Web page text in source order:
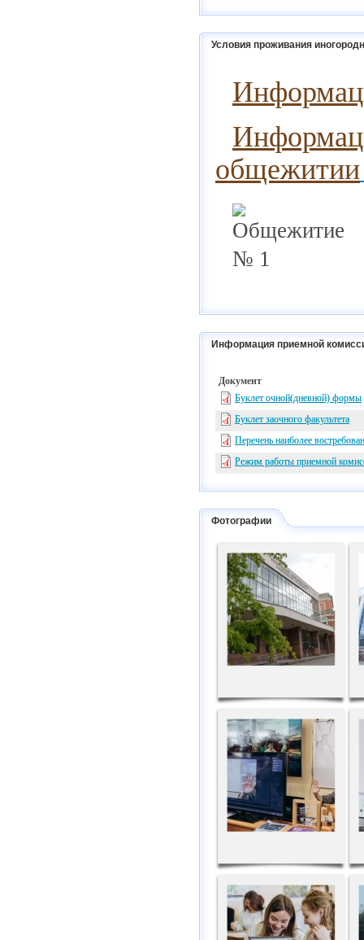
Условия проживания
общежитии
Информация приемной
Документ
Буклет очной(дневной) формы
Буклет заочного факультета
Перечень наиболее
Режим работы приемной
Фотографии